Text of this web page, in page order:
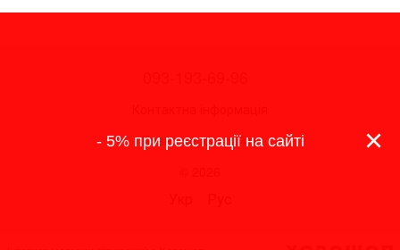
Повна версія сайту
×
- 5% при реєстрації на сайті